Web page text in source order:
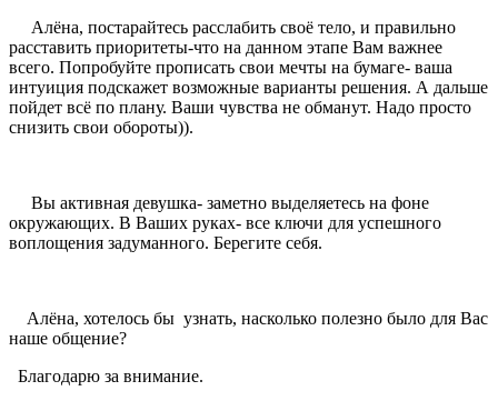
Алёна, постарайтесь расслабить своё тело, и правильно
расставить приоритеты-что на данном этапе Вам важнее
всего. Попробуйте прописать свои мечты на бумаге- ваша
интуиция подскажет возможные варианты решения. А дальше
пойдет всё по плану. Ваши чувства не обманут. Надо просто
снизить свои обороты)).
Вы активная девушка- заметно выделяетесь на фоне
окружающих. В Ваших руках- все ключи для успешного
воплощения задуманного. Берегите себя.
Алёна, хотелось бы узнать, насколько полезно было для Вас
наше общение?
Благодарю за внимание.